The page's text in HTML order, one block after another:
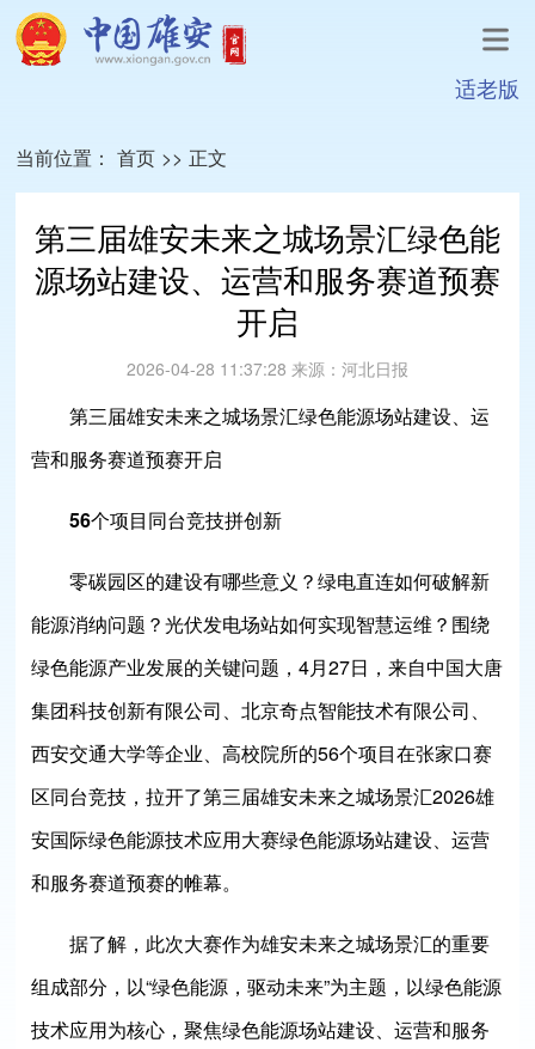
适老版
当前位置： 首页 >> 正文
第三届雄安未来之城场景汇绿色能
源场站建设、运营和服务赛道预赛
开启
2026-04-28 11:37:28 来源： 河北日报
第三届雄安未来之城场景汇绿色能源场站建设、运
营和服务赛道预赛开启
56个项目同台竞技拼创新
零碳园区的建设有哪些意义？绿电直连如何破解新
能源消纳问题？光伏发电场站如何实现智慧运维？围绕
绿色能源产业发展的关键问题，4月27日，来自中国大唐
集团科技创新有限公司、北京奇点智能技术有限公司、
西安交通大学等企业、高校院所的56个项目在张家口赛
区同台竞技，拉开了第三届雄安未来之城场景汇2026雄
安国际绿色能源技术应用大赛绿色能源场站建设、运营
和服务赛道预赛的帷幕。
据了解，此次大赛作为雄安未来之城场景汇的重要
组成部分，以“绿色能源，驱动未来”为主题，以绿色能源
技术应用为核心，聚焦绿色能源场站建设、运营和服务